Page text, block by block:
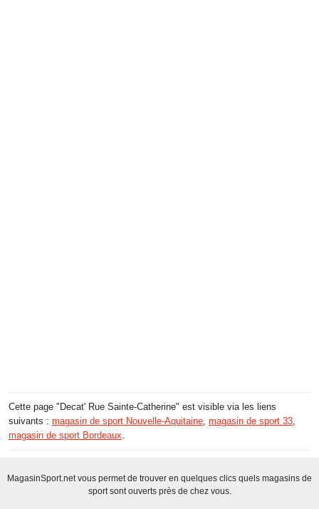
Cette page "Decat' Rue Sainte-Catherine" est visible via les liens
suivants : magasin de sport Nouvelle-Aquitaine, magasin de sport 33,
magasin de sport Bordeaux.
MagasinSport.net vous permet de trouver en quelques clics quels magasins de
sport sont ouverts près de chez vous.